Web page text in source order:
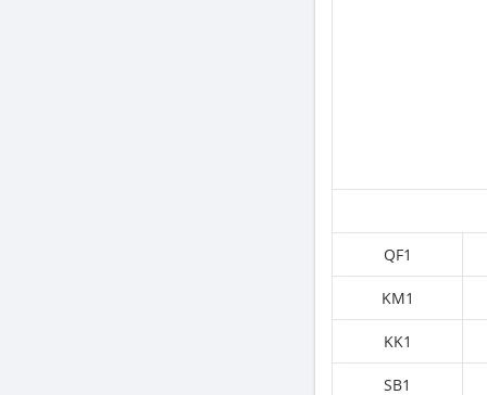
QF1
KM1
KK1
SB1